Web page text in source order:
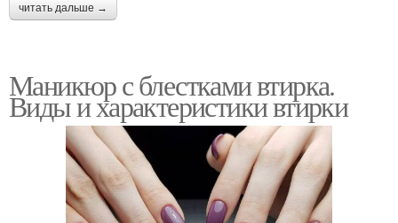
читать дальше →
Маникюр с блестками втирка.
Виды и характеристики втирки